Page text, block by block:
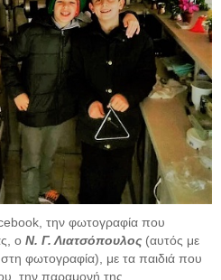
, την φωτογραφία που
ο Ν. Γ. Λιατσόπουλος (αυτός με
φωτογραφία), με τα παιδιά που
την παραμονή της